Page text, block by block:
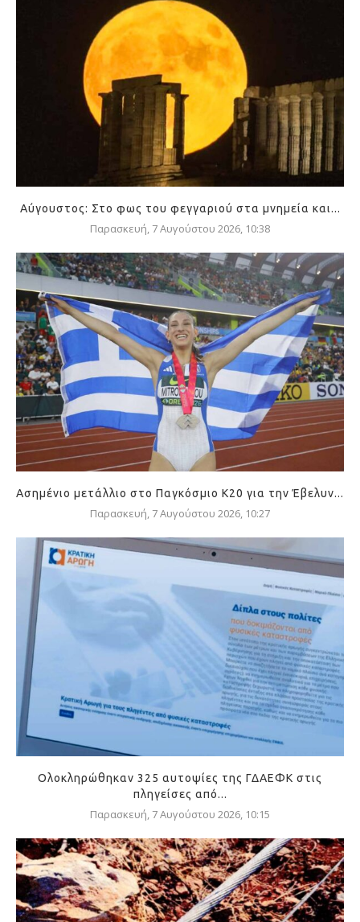
Αύγουστος: Στο φως του φεγγαριού στα μνημεία και...
Παρασκευή, 7 Αυγούστου 2026, 10:38
Ασημένιο μετάλλιο στο Παγκόσμιο Κ20 για την Έβελυν...
Παρασκευή, 7 Αυγούστου 2026, 10:27
Ολοκληρώθηκαν 325 αυτοψίες της ΓΔΑΕΦΚ στις
πληγείσες από...
Παρασκευή, 7 Αυγούστου 2026, 10:15